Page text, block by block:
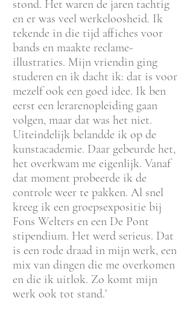
stond. Het waren de jaren tachtig
en er was veel werkeloosheid. Ik
tekende in die tijd affiches voor
bands en maakte reclame-
illustraties. Mijn vriendin ging
studeren en ik dacht ik: dat is voor
mezelf ook een goed idee. Ik ben
eerst een lerarenopleiding gaan
volgen, maar dat was het niet.
Uiteindelijk belandde ik op de
kunstacademie. Daar gebeurde het,
het overkwam me eigenlijk. Vanaf
dat moment probeerde ik de
controle weer te pakken. Al snel
kreeg ik een groepsexpositie bij
Fons Welters en een De Pont
stipendium. Het werd serieus. Dat
is een rode draad in mijn werk, een
mix van dingen die me overkomen
en die ik uitlok. Zo komt mijn
werk ook tot stand.’